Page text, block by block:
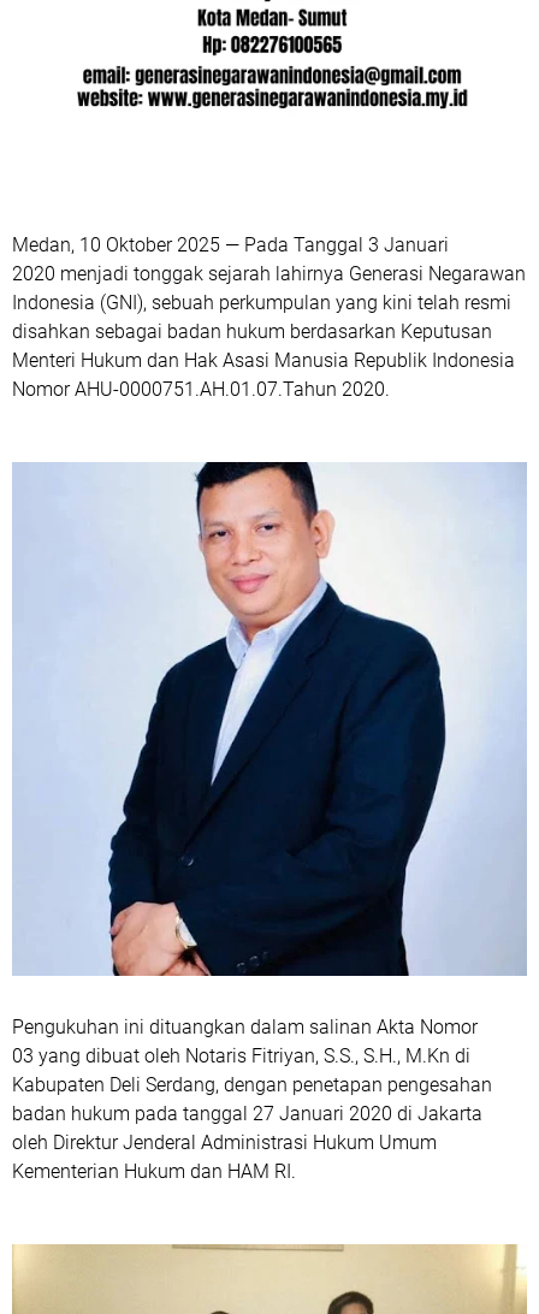
Medan, 10 Oktober 2025 — Pada Tanggal 3 Januari
2020 menjadi tonggak sejarah lahirnya Generasi Negarawan
Indonesia (GNI), sebuah perkumpulan yang kini telah resmi
disahkan sebagai badan hukum berdasarkan Keputusan
Menteri Hukum dan Hak Asasi Manusia Republik Indonesia
NomorAHU-0000751.AH.01.07.Tahun 2020.
Pengukuhan ini dituangkan dalam salinan Akta Nomor
03 yang dibuat oleh Notaris Fitriyan, S.S., S.H., M.Kn di
Kabupaten Deli Serdang, dengan penetapan pengesahan
badan hukum pada tanggal 27 Januari 2020 di Jakarta
oleh Direktur Jenderal Administrasi Hukum Umum
Kementerian Hukum dan HAM RI .